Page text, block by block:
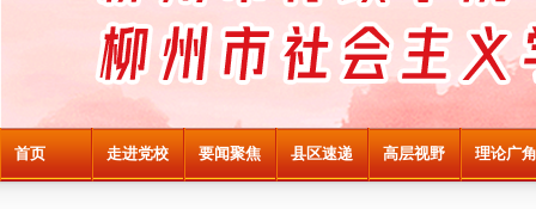
首页 走进党校 要闻聚焦 县区速递 高层视野 理论广角